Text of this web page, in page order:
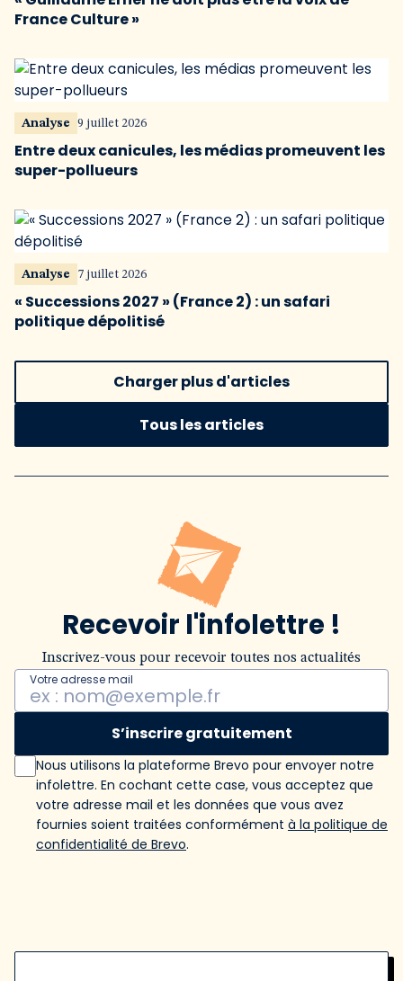
France Culture »
Analyse 9 juillet 2026
Entre deux canicules, les médias promeuvent les
super-pollueurs
Analyse 7 juillet 2026
« Successions 2027 » (France 2) : un safari
politique dépolitisé
Charger plus d'articles
Tous les articles
Recevoir l'infolettre !
Inscrivez-vous pour recevoir toutes nos actualités
Votre adresse mail
S’inscrire gratuitement
Nous utilisons la plateforme Brevo pour envoyer notre
infolettre. En cochant cette case, vous acceptez que
votre adresse mail et les données que vous avez
fournies soient traitées conformément à la politique de
confidentialité de Brevo.